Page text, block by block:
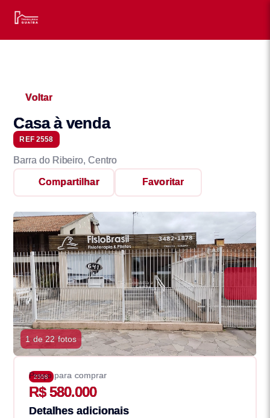
Voltar
Casa à venda
REF 2558
Barra do Ribeiro, Centro
Compartilhar Favoritar
1 de 22 fotos
2558
Preço para comprar
R$ 580.000
Detalhes adicionais